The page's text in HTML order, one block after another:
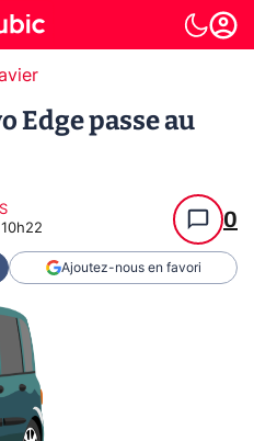
Edge passe au
0
Ajoutez-nous en favori